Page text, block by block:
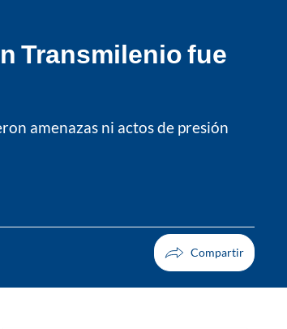
Transmilenio fue
amenazas ni actos de presión